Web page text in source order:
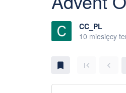
CC_PL
10 miesięcy
bookmark first_page chevron_left